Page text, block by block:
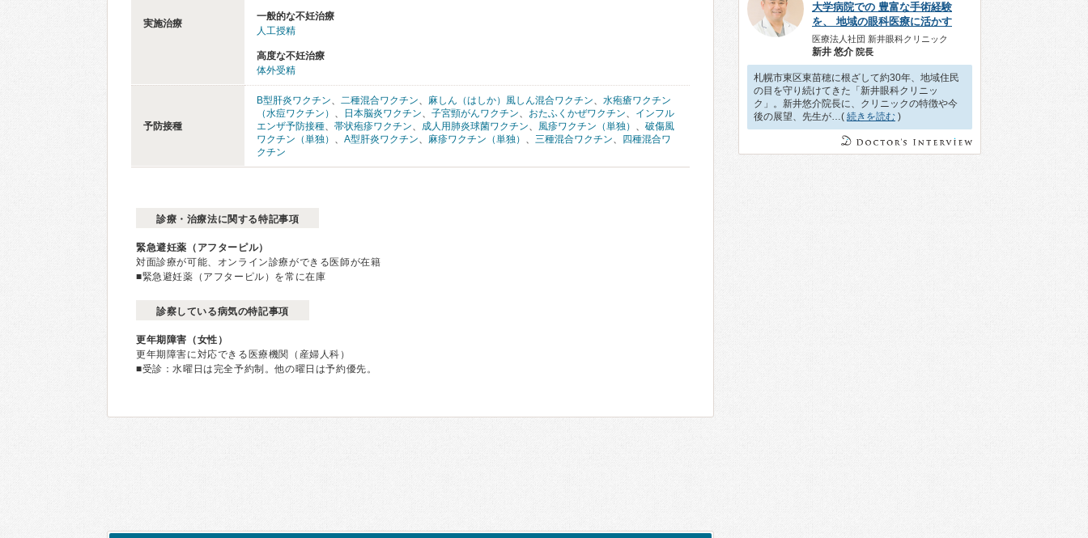
実施治療
一般的な不妊治療
人工授精
高度な不妊治療
体外受精
予防接種
B型肝炎ワクチン、 二種混合ワクチン、 麻しん（はしか）風しん混合ワクチン、 水疱瘡ワクチン
（水痘ワクチン） 、 日本脳炎ワクチン、 子宮頸がんワクチン、 おたふくかぜワクチン、 インフル
エンザ予防接種、 帯状疱疹ワクチン、 成人用肺炎球菌ワクチン、 風疹ワクチン（単独） 、 破傷風
ワクチン（単独） 、 A型肝炎ワクチン、 麻疹ワクチン（単独） 、 三種混合ワクチン、
四種混合ワ
クチン
診療・治療法に関する特記事項
緊急避妊薬（アフターピル）
対面診療が可能、オンライン診療ができる医師が在籍
■緊急避妊薬（アフターピル）を常に在庫
診察している病気の特記事項
更年期障害（女性）
更年期障害に対応できる医療機関（産婦人科）
■受診：水曜日は完全予約制。他の曜日は予約優先。
大学病院での 豊富な手術経験
を、 地域の眼科医療に活かす
医療法人社団 新井眼科クリニック
新井 悠介 院長
札幌市東区東苗穂に根ざして約30年、地域住民
の目を守り続けてきた「新井眼科クリニッ
ク」。新井悠介院長に、クリニックの特徴や今
後の展望、先生が…( 続きを読む )